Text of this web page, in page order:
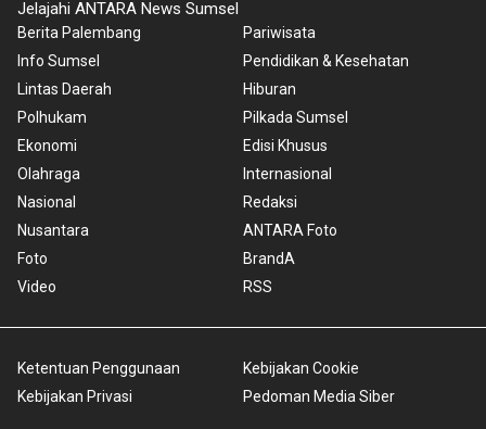
Jelajahi ANTARA News Sumsel
Berita Palembang
Info Sumsel
Lintas Daerah
Polhukam
Ekonomi
Olahraga
Nasional
Nusantara
Foto
Video
Pariwisata
Pendidikan & Kesehatan
Hiburan
Pilkada Sumsel
Edisi Khusus
Internasional
Redaksi
ANTARA Foto
BrandA
RSS
Ketentuan Penggunaan
Kebijakan Privasi
Kebijakan Cookie
Pedoman Media Siber